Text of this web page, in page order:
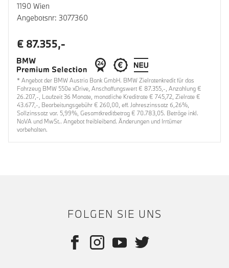
1190 Wien
Angebotsnr: 3077360
€ 87.355,-
* Angebot der BMW Austria Bank GmbH. BMW Zielratenkredit für das
Fahrzeug BMW 550e xDrive, Anschaffungswert € 87.355,-, Anzahlung €
26.207,-, Laufzeit 36 Monate, monatliche Kreditrate € 745,72, Zielrate €
43.677,-, Bearbeitungsgebühr € 260,00, eff. Jahreszinssatz 6,26%,
Sollzinssatz var. 5,99%, Gesamtkreditbetrag € 70.783,05. Beträge inkl.
NoVA und MwSt.. Angebot freibleibend. Änderungen und Irrtümer
vorbehalten.
FOLGEN SIE UNS